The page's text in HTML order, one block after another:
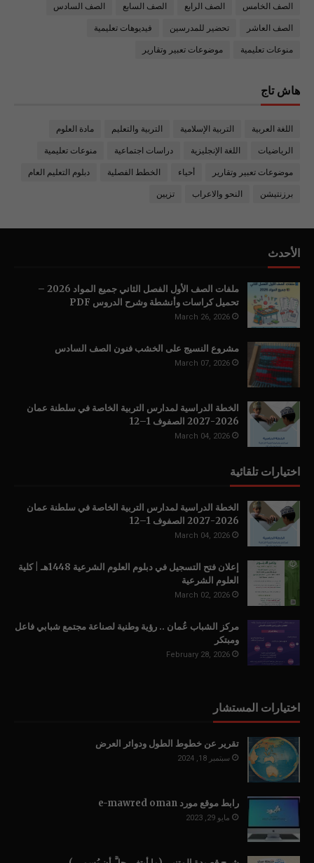
الصف الخامس الصف الرابع الصف السابع الصف السادس
الصف العاشر تحضير للمدرسين فيديوهات تعليمية
منوعات تعليمية موضوعات تعبير وتقارير
هاش تاج
اللغة العربية التربية الإسلامية التربية والتعليم مادة العلوم
الرياضيات اللغة الإنجليزية دراسات اجتماعية منوعات تعليمية
موضوعات تعبير وتقارير أحياء الخطط الفصلية دبلوم التعليم العام
برزنتيشن النحو والاعراب تزيين
الأحدث
ملفات الصف الأول الفصل الثاني جميع المواد 2026 –
تحميل كراسات وأنشطة وشرح الدروس PDF
March 26, 2026
مشروع النسيج على الخشب فنون الصف السادس
March 07, 2026
الخطة الدراسية لمدارس التربية الخاصة في سلطنة عمان
2026-2027 الصفوف 1–12
March 04, 2026
اختيارات تلقائية
الخطة الدراسية لمدارس التربية الخاصة في سلطنة عمان
2026-2027 الصفوف 1–12
March 04, 2026
إعلان فتح التسجيل في دبلوم العلوم الشرعية 1448هـ | كلية
العلوم الشرعية
March 02, 2026
مركز الشباب عُمان .. رؤية وطنية لصناعة مجتمع شبابي فاعل
ومبتكر
February 28, 2026
اختيارات المستشار
تقرير عن خطوط الطول ودوائر العرض
سبتمبر 18, 2024
رابط موقع مورد e-mawred oman
مايو 29, 2023